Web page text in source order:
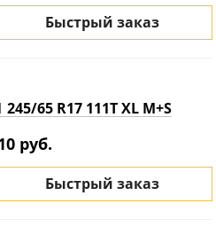
Быстрый заказ
245/65 R17 111T XL M+S
руб.
Быстрый заказ